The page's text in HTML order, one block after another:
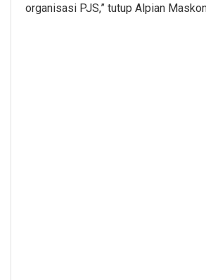
organisasi PJS,” tutup Alpian